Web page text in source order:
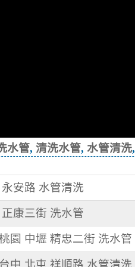
水管, 清洗水管, 水管清洗,
安路 水管清洗
康三街 洗水管
園 中壢 精忠二街 洗水管
中 北屯 祥順路 水管清洗